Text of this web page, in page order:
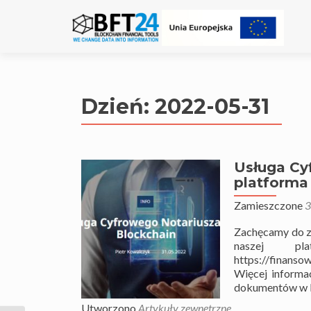
Dzień: 2022-05-31
Usługa
platforma
Zamieszczone
Zachęcamy do
naszej
https://
Więcej
dokumentów w
Utworzono Artykuły zewnętrzne